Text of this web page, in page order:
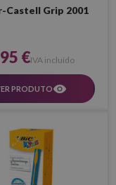
Castell Grip 2001
€IVA incluído
PRODUTO